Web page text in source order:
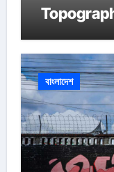
বাংলাদেশ